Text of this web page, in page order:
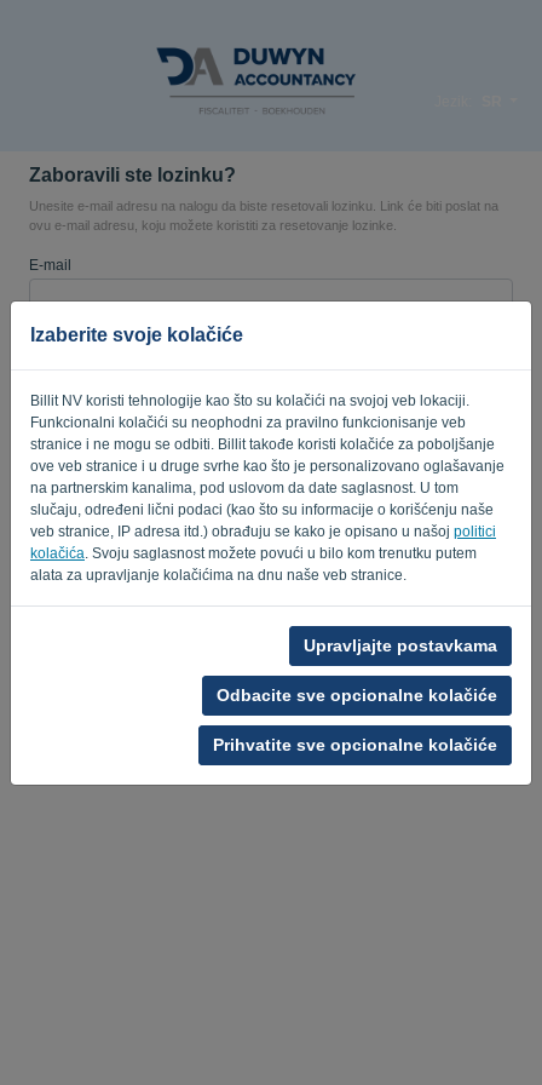
Izaberite svoje kolačiće
Billit NV koristi tehnologije kao što su kolačići na svojoj veb lokaciji.
Funkcionalni kolačići su neophodni za pravilno funkcionisanje veb
stranice i ne mogu se odbiti. Billit takođe koristi kolačiće za poboljšanje
ove veb stranice i u druge svrhe kao što je personalizovano oglašavanje
na partnerskim kanalima, pod uslovom da date saglasnost. U tom
slučaju, određeni lični podaci (kao što su informacije o korišćenju naše
veb stranice, IP adresa itd.) obrađuju se kako je opisano u našoj politici
kolačića . Svoju saglasnost možete povući u bilo kom trenutku putem
alata za upravljanje kolačićima na dnu naše veb stranice.
Upravljajte postavkama
Odbacite sve opcionalne kolačiće
Prihvatite sve opcionalne kolačiće
Zaboravili ste lozinku?
Unesite e-mail adresu na nalogu da biste resetovali lozinku. Link će biti poslat na
ovu e-mail adresu, koju možete koristiti za resetovanje lozinke.
E-mail
Zar nisi kompjuter? Popunite '
POŠALJI LINK
Nazad na stranicu za prijavu
Privacy Policy-Terms of Service.